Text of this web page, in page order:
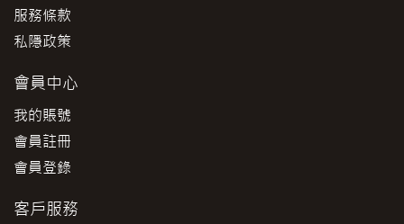
服務條款
私隱政策
會員中心
我的賬號
會員註冊
會員登錄
客戶服務